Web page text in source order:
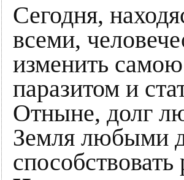
Сегодня,
всеми,
изменить
паразитом и
Отныне, долг
Земля любыми